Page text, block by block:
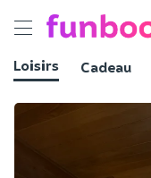
Toggle
Loisirs
Cadeau